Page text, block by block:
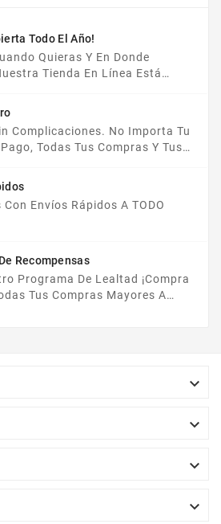
Todo El Año!
Quieras Y En Donde
Tienda En Línea Está
Complicaciones. No Importa Tu
Todas Tus Compras Y Tus
Envíos Rápidos A TODO
Recompensas
Programa De Lealtad ¡compra
Tus Compras Mayores A



